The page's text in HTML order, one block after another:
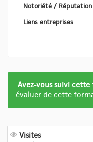
Notoriété / Réputation
Liens entreprises
Formation
pas
Avez-vous suivi
évaluer de cette
Visites